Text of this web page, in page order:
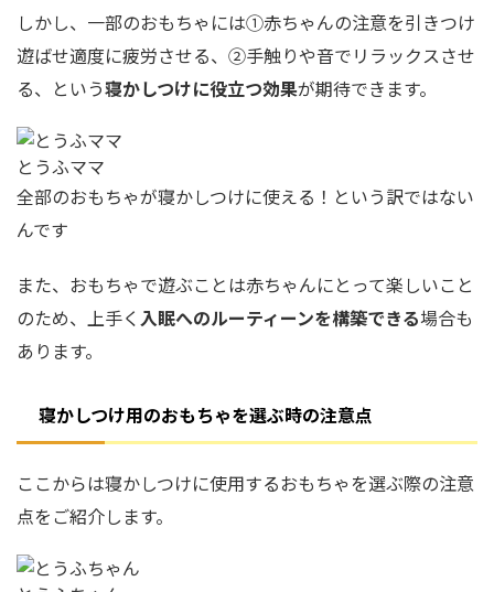
しかし、一部のおもちゃには①赤ちゃんの注意を引きつけ
遊ばせ適度に疲労させる、②手触りや音でリラックスさせ
る、という寝かしつけに役立つ効果が期待できます。
とうふママ
全部のおもちゃが寝かしつけに使える！という訳ではない
んです
また、おもちゃで遊ぶことは赤ちゃんにとって楽しいこと
のため、上手く入眠へのルーティーンを構築できる場合も
あります。
寝かしつけ用のおもちゃを選ぶ時の注意点
ここからは寝かしつけに使用するおもちゃを選ぶ際の注意
点をご紹介します。